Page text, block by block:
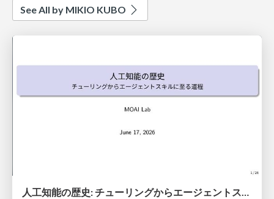
See All by MIKIO KUBO
人工知能の歴史: チューリングからエージェントスキルに至る道程}